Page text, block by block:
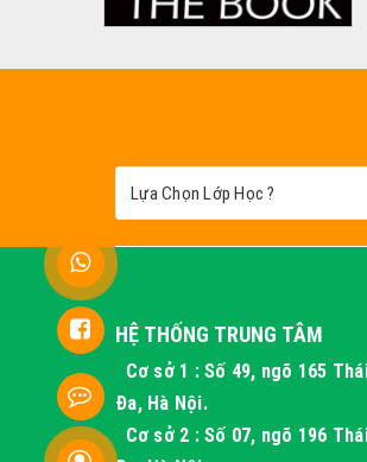
HỆ THỐNG TRUNG TÂM
Cơ sở 1 : Số 49, ngõ 165
Đa, Hà Nội.
Cơ sở 2 : Số 07, ngõ 196